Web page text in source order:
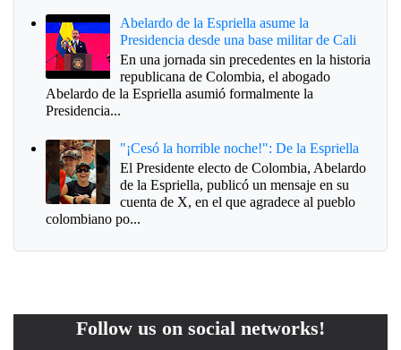
Abelardo de la Espriella asume la
Presidencia desde una base militar de Cali
En una jornada sin precedentes en la historia
republicana de Colombia, el abogado
Abelardo de la Espriella asumió formalmente la
Presidencia...
"¡Cesó la horrible noche!": De la Espriella
El Presidente electo de Colombia, Abelardo
de la Espriella, publicó un mensaje en su
cuenta de X, en el que agradece al pueblo
colombiano po...
Follow us on social networks!